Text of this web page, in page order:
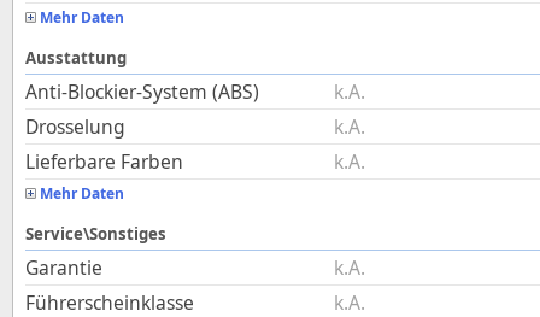
Mehr Daten
Ausstattung
Anti-Blockier-System (ABS)
k.A.
Drosselung
k.A.
Lieferbare Farben
k.A.
Mehr Daten
Service\Sonstiges
Garantie
k.A.
Führerscheinklasse
k.A.